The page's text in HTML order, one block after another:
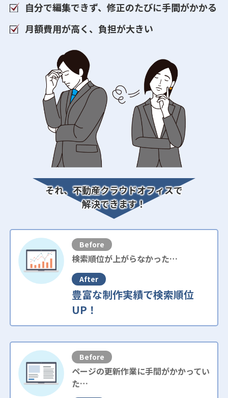
自分で編集できず、修正のたびに手間がかかる
月額費用が高く、負担が大きい
それ、不動産クラウドオフィスで
解決できます！
Before
検索順位が上がらなかった…
After
豊富な制作実績で検索順位
UP！
Before
ページの更新作業に手間がかかってい
た…